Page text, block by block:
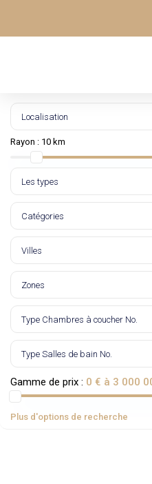
Rayon : 10 km
Les types
Catégories
Villes
Zones
Gamme de prix : 0 € à 3 000
Plus d'options de recherche